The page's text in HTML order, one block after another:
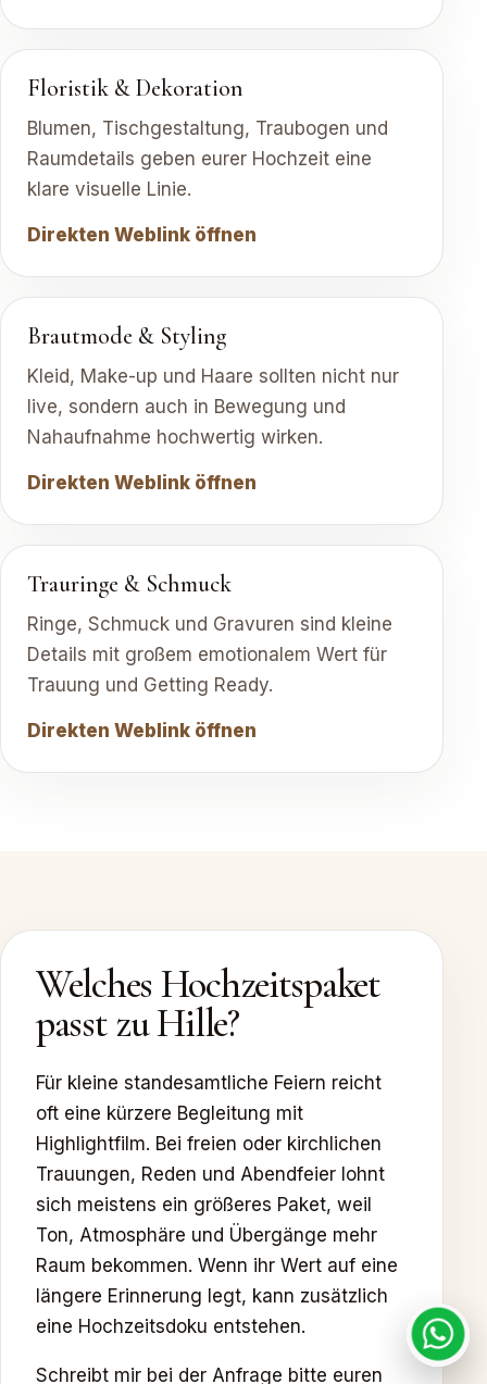
Floristik & Dekoration
Blumen, Tischgestaltung, Traubogen und
Raumdetails geben eurer Hochzeit eine
klare visuelle Linie.
Direkten Weblink öffnen
Brautmode & Styling
Kleid, Make-up und Haare sollten nicht nur
live, sondern auch in Bewegung und
Nahaufnahme hochwertig wirken.
Direkten Weblink öffnen
Trauringe & Schmuck
Ringe, Schmuck und Gravuren sind kleine
Details mit großem emotionalem Wert für
Trauung und Getting Ready.
Direkten Weblink öffnen
Welches Hochzeitspaket
passt zu Hille?
Für kleine standesamtliche Feiern reicht
oft eine kürzere Begleitung mit
Highlightfilm. Bei freien oder kirchlichen
Trauungen, Reden und Abendfeier lohnt
sich meistens ein größeres Paket, weil
Ton, Atmosphäre und Übergänge mehr
Raum bekommen. Wenn ihr Wert auf eine
längere Erinnerung legt, kann zusätzlich
eine Hochzeitsdoku entstehen.
Schreibt mir bei der Anfrage bitte euren